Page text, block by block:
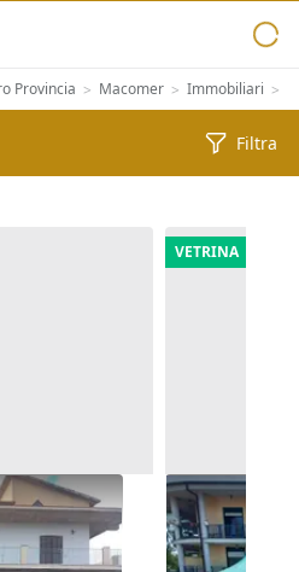
Provincia > Macomer > Immobiliari >
Filtra
con
VETRINA
Asta Locali
residence
52.531 €